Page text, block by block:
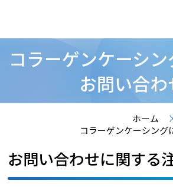
コラーゲンケーシ
お問い合わ
ホーム
コラーゲンケーシング
お問い合わせに関する